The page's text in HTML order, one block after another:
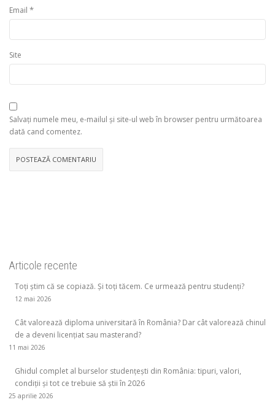
Email *
Site
Salvați numele meu, e-mailul și site-ul web în browser pentru următoarea
dată cand comentez.
Articole recente
Toți știm că se copiază. Și toți tăcem. Ce urmează pentru studenți?
12 mai 2026
Cât valorează diploma universitară în România? Dar cât valorează chinul
de a deveni licențiat sau masterand?
11 mai 2026
Ghidul complet al burselor studențești din România: tipuri, valori,
condiții și tot ce trebuie să știi în 2026
25 aprilie 2026